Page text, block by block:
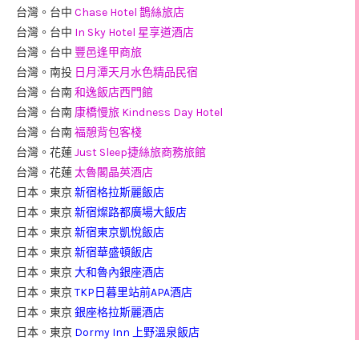
台灣。台中 Chase Hotel 鵲絲旅店
台灣。台中 In Sky Hotel 星享道酒店
台灣。台中 豐邑逢甲商旅
台灣。南投 日月潭天月水色精品民宿
台灣。台南和逸飯店西門館
台灣。台南 康橋慢旅 Kindness Day Hotel
台灣。台南福憩背包客棧
台灣。花蓮Just Sleep捷絲旅商務旅館
台灣。花蓮太魯閣晶英酒店
日本。東京新宿格拉斯麗飯店
日本。東京新宿燦路都廣場大飯店
日本。東京新宿東京凱悅飯店
日本。東京新宿華盛頓飯店
日本。東京大和魯內銀座酒店
日本。東京TKP日暮里站前APA酒店
日本。東京銀座格拉斯麗酒店
日本。東京 Dormy Inn 上野溫泉飯店